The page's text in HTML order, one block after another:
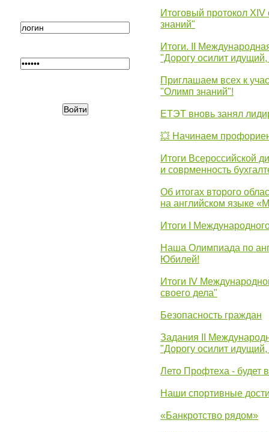
Итоговый протокол
знаний"
Итоги. II
"Дорогу осилит
Приглашаем всех к
"Олимп знаний"!
ЕТЭТ вновь занял
💥 Начинаем
Итоги Всероссийской
и соврменность
Об итогах второго
на английском языке
Итоги I
Наша Олимпиада по
Юбилей!
Итоги IV
своего дела"
Безопасность граждан
Задания II
"Дорогу осилит
Лето Профтеха - будет
Наши спортивные
«Банкротство рядом»